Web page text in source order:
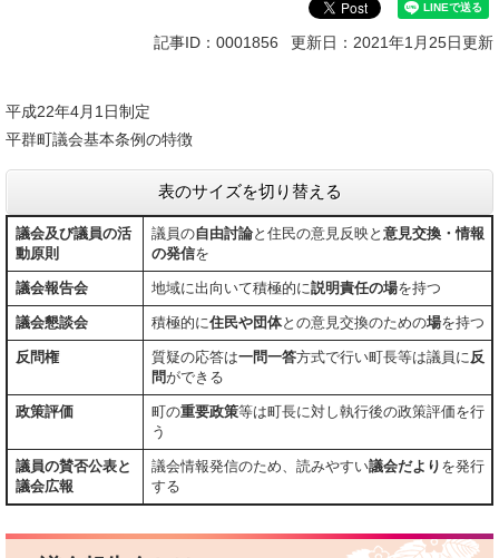
記事ID：0001856 更新日：2021年1月25日更新
平成22年4月1日制定
平群町議会基本条例の特徴
表のサイズを切り替える
議会及び議員の活
動原則
議員の自由討論と住民の意見反映と 意見交換・情報
の発信を
議会報告会 地域に出向いて積極的に説明責任の場を持つ
議会懇談会 積極的に住民や団体との意見交換のための場を持つ
反問権 質疑の応答は一問一答方式で行い町長等は議員に反
問ができる
政策評価 町の重要政策等は町長に対し執行後の政策評価を行
う
議員の賛否公表と
議会広報
議会情報発信のため、読みやすい議会だより を発行
する